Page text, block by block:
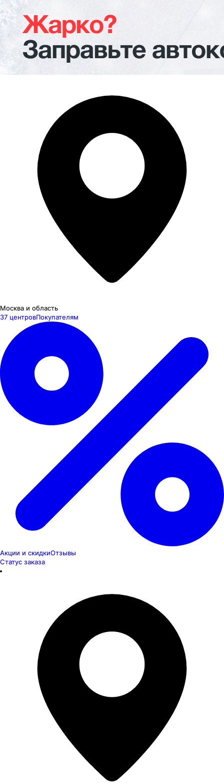
Москва и область
37 центровПокупателям
Акции и скидкиОтзывы
Статус заказа